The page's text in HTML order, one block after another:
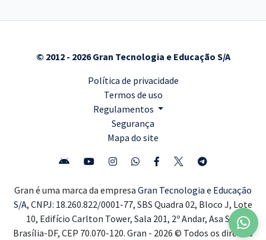
© 2012 - 2026 Gran Tecnologia e Educação S/A
Política de privacidade
Termos de uso
Regulamentos
Segurança
Mapa do site
Gran é uma marca da empresa Gran Tecnologia e Educação
S/A, CNPJ: 18.260.822/0001-77, SBS Quadra 02, Bloco J, Lote
10, Edifício Carlton Tower, Sala 201, 2º Andar, Asa Sul,
Brasília-DF, CEP 70.070-120. Gran - 2026 © Todos os direitos